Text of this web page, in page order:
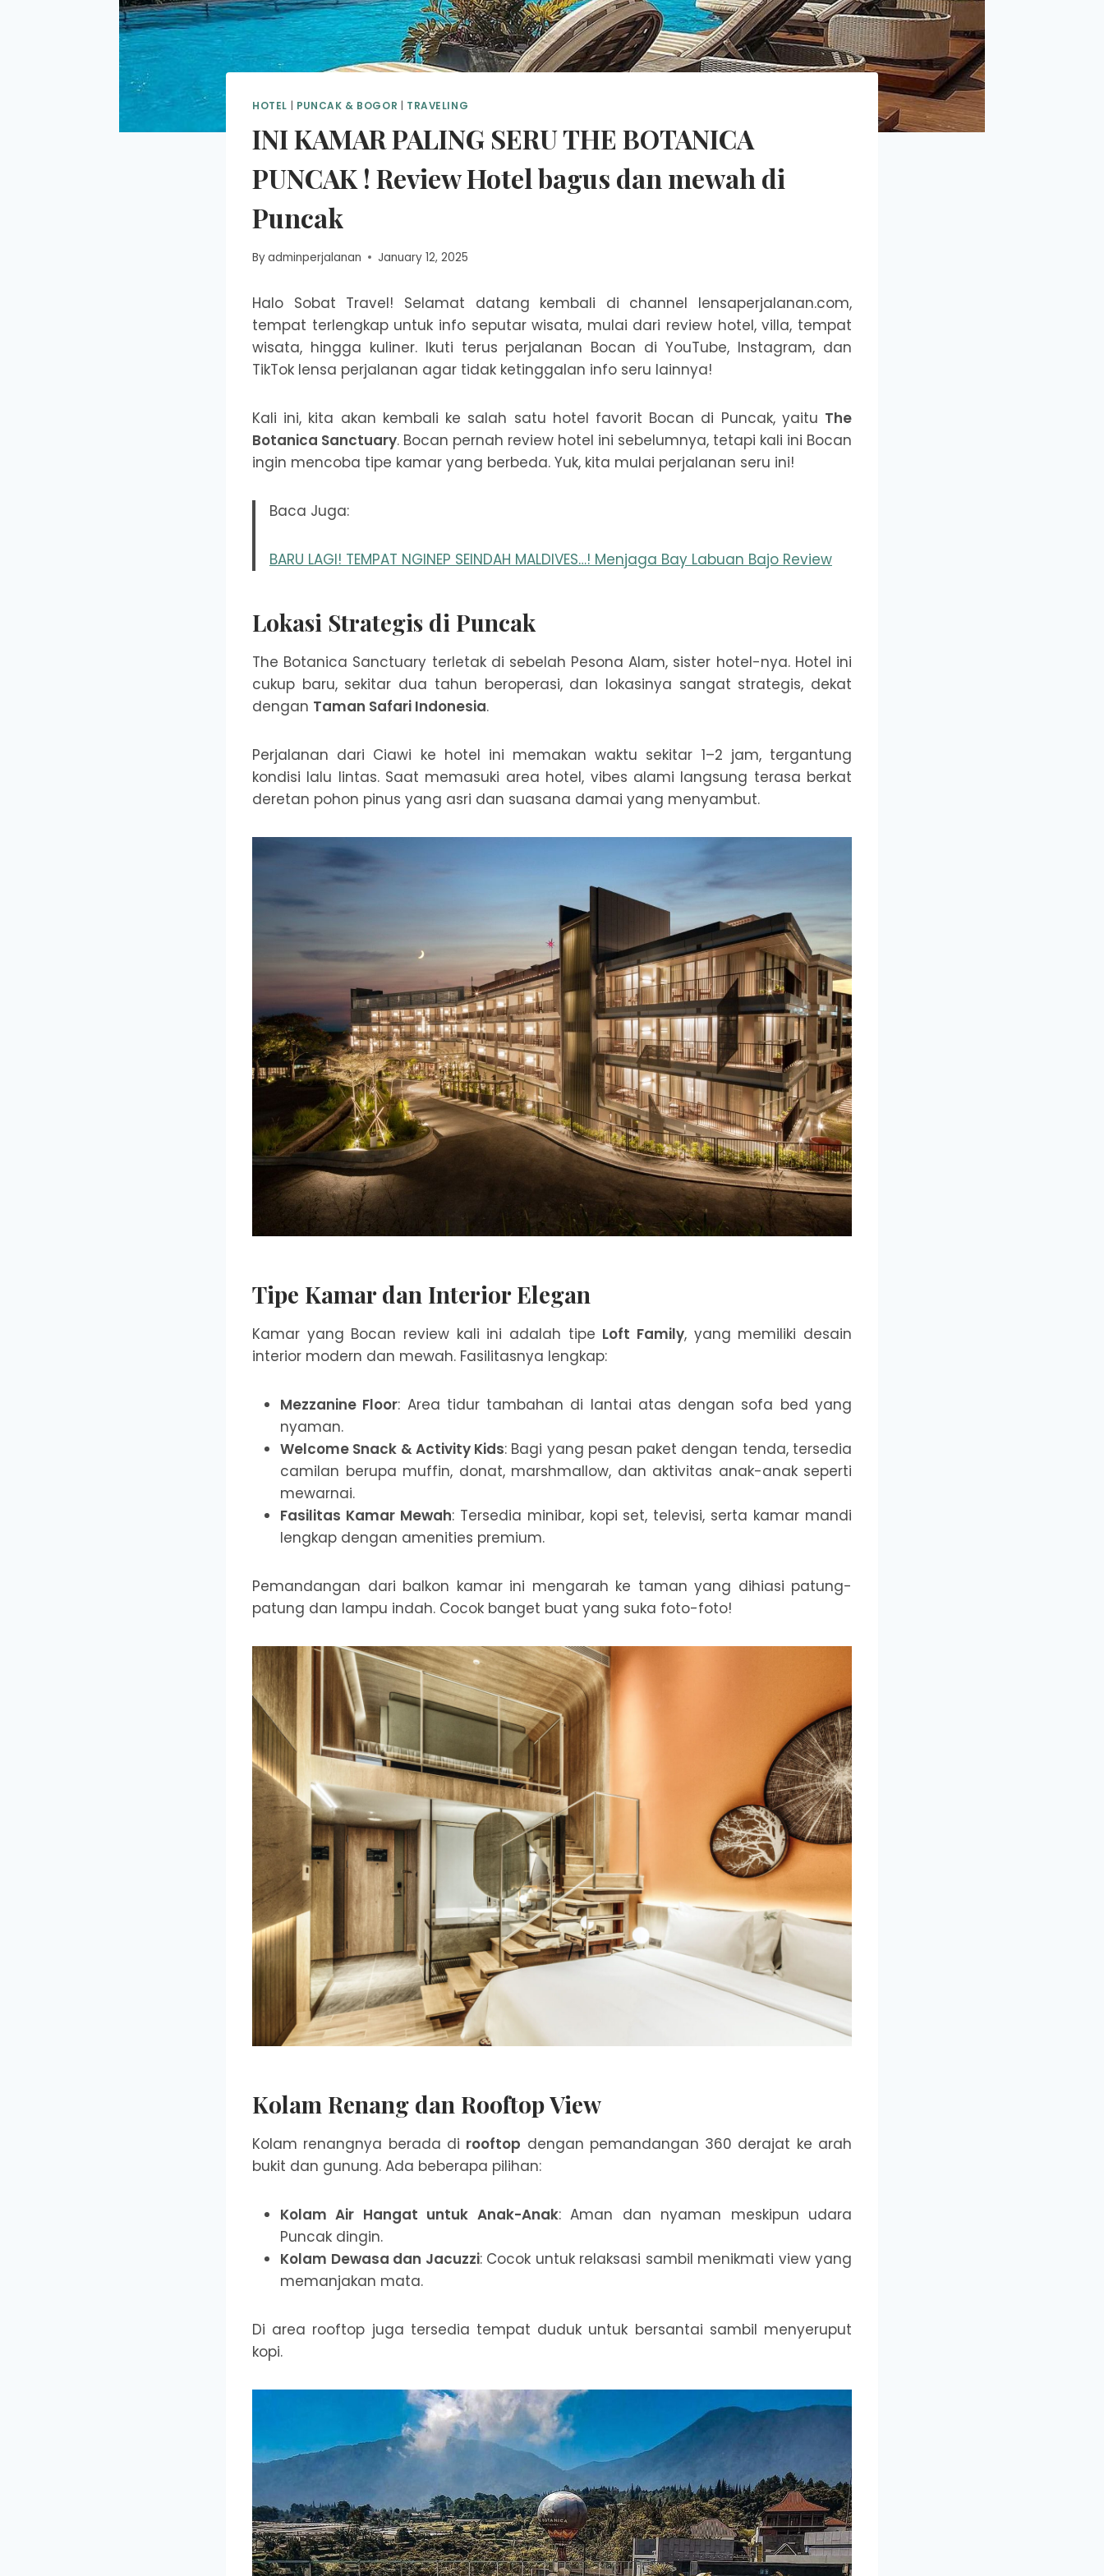
HOTEL PUNCAK & BOGOR TRAVELING
INI KAMAR PALING SERU THE BOTANICA
PUNCAK ! Review Hotel bagus dan mewah di
Puncak
Byadminperjalanan January 12, 2025
Halo Sobat Travel! Selamat datang kembali di channel lensaperjalanan.com,
tempat terlengkap untuk info seputar wisata, mulai dari review hotel, villa, tempat
wisata, hingga kuliner. Ikuti terus perjalanan Bocan di YouTube, Instagram, dan
TikTok lensa perjalanan agar tidak ketinggalan info seru lainnya!
Kali ini, kita akan kembali ke salah satu hotel favorit Bocan di Puncak, yaitu The
Botanica Sanctuary. Bocan pernah review hotel ini sebelumnya, tetapi kali ini Bocan
ingin mencoba tipe kamar yang berbeda. Yuk, kita mulai perjalanan seru ini!
Baca Juga:
BARU LAGI! TEMPAT NGINEP SEINDAH MALDIVES…! Menjaga Bay Labuan Bajo Review
Lokasi Strategis di Puncak
The Botanica Sanctuary terletak di sebelah Pesona Alam, sister hotel-nya. Hotel ini
cukup baru, sekitar dua tahun beroperasi, dan lokasinya sangat strategis, dekat
dengan Taman Safari Indonesia.
Perjalanan dari Ciawi ke hotel ini memakan waktu sekitar 1–2 jam, tergantung
kondisi lalu lintas. Saat memasuki area hotel, vibes alami langsung terasa berkat
deretan pohon pinus yang asri dan suasana damai yang menyambut.
Tipe Kamar dan Interior Elegan
Kamar yang Bocan review kali ini adalah tipe Loft Family, yang memiliki desain
interior modern dan mewah. Fasilitasnya lengkap:
Mezzanine Floor: Area tidur tambahan di lantai atas dengan sofa bed yang
nyaman.
Welcome Snack & Activity Kids: Bagi yang pesan paket dengan tenda, tersedia
camilan berupa muffin, donat, marshmallow, dan aktivitas anak-anak seperti
mewarnai.
Fasilitas Kamar Mewah: Tersedia minibar, kopi set, televisi, serta kamar mandi
lengkap dengan amenities premium.
Pemandangan dari balkon kamar ini mengarah ke taman yang dihiasi patung-
patung dan lampu indah. Cocok banget buat yang suka foto-foto!
Kolam Renang dan Rooftop View
Kolam renangnya berada di rooftop dengan pemandangan 360 derajat ke arah
bukit dan gunung. Ada beberapa pilihan:
Kolam Air Hangat untuk Anak-Anak: Aman dan nyaman meskipun udara
Puncak dingin.
Kolam Dewasa dan Jacuzzi: Cocok untuk relaksasi sambil menikmati view yang
memanjakan mata.
Di area rooftop juga tersedia tempat duduk untuk bersantai sambil menyeruput
kopi.